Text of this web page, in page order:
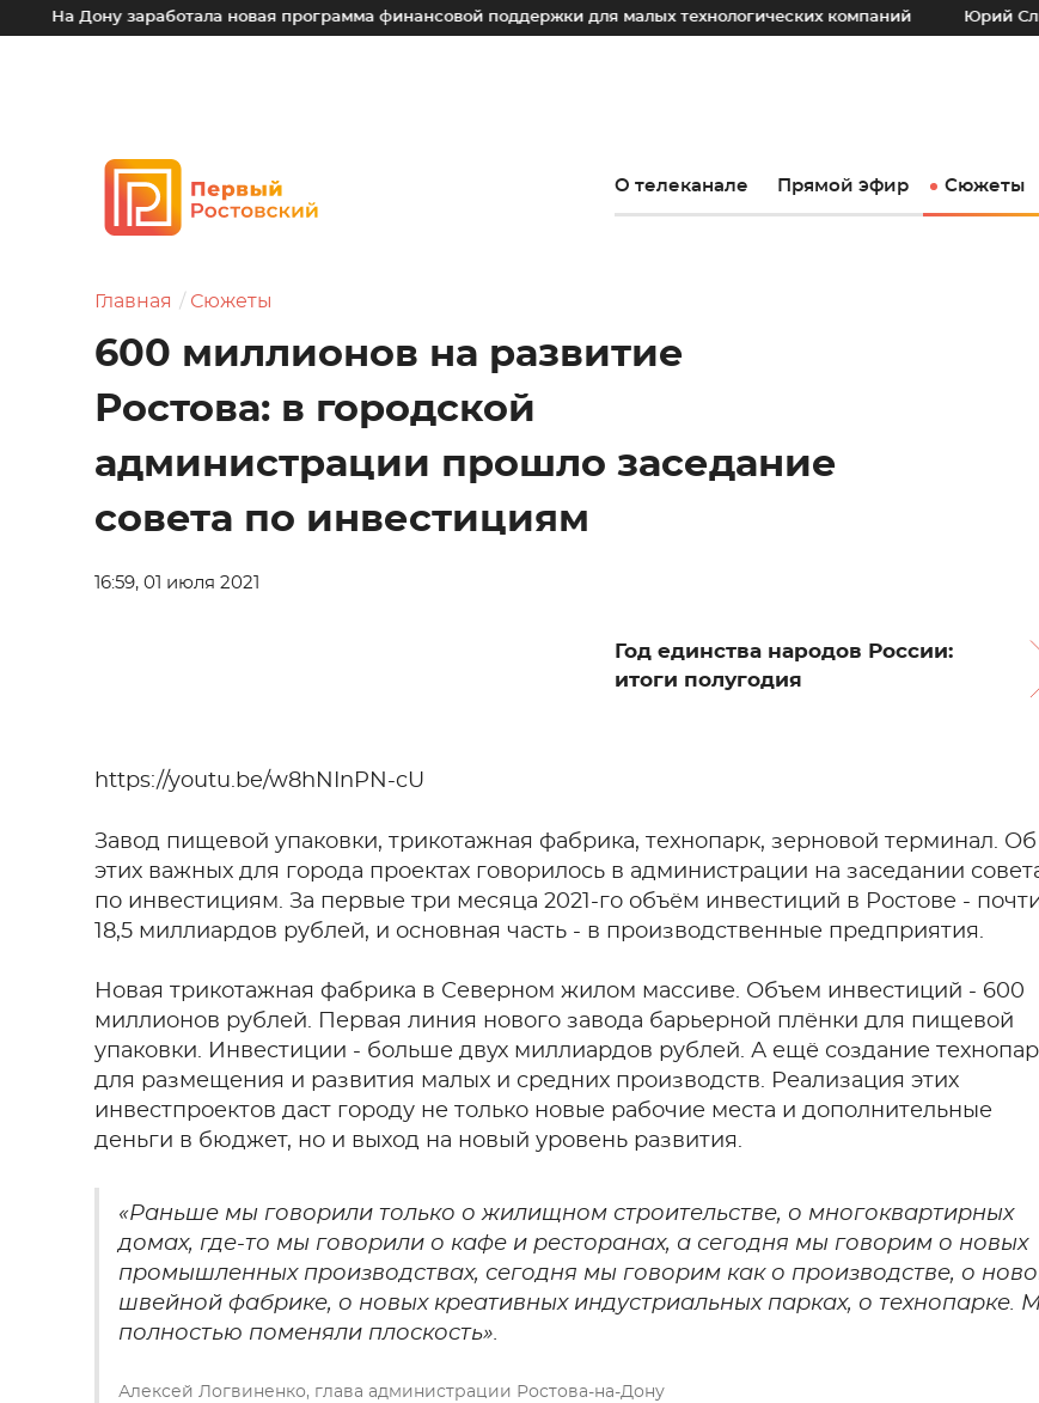
заработала новая программа финансовой поддержки для малых технологических компаний Юрий Слюсарь: Наш
О телеканале Прямой эфир Сюжеты
Главная Сюжеты
600 миллионов на развитие
Ростова: в городской
администрации прошло заседание
совета по инвестициям
16:59, 01 июля 2021
Год единства народов России:
итоги полугодия
https://youtu.be/w8hNInPN-cU
Завод пищевой упаковки, трикотажная фабрика, технопарк, зерновой терминал. Об
этих важных для города проектах говорилось в администрации на заседании
по инвестициям. За первые три месяца 2021-го объём инвестиций в Ростове -
18,5 миллиардов рублей, и основная часть - в производственные предприятия.
Новая трикотажная фабрика в Северном жилом массиве. Объем инвестиций - 600
миллионов рублей. Первая линия нового завода барьерной плёнки для пищевой
упаковки. Инвестиции - больше двух миллиардов рублей. А ещё создание
для размещения и развития малых и средних производств. Реализация этих
инвестпроектов даст городу не только новые рабочие места и дополнительные
деньги в бюджет, но и выход на новый уровень развития.
«Раньше мы говорили только о жилищном строительстве, о многоквартирных
домах, где-то мы говорили о кафе и ресторанах, а сегодня мы говорим о новых
промышленных производствах, сегодня мы говорим как о производстве, о
швейной фабрике, о новых креативных индустриальных парках, о технопарке.
полностью поменяли плоскость».
Алексей Логвиненко, глава администрации Ростова-на-Дону